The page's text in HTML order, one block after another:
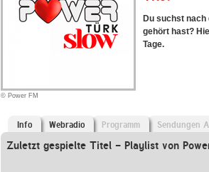
© Power FM
Du suchst nach
gehört hast?
Tage.
Info Webradio Programm Sendungen
Zuletzt gespielte Titel - Playlist von